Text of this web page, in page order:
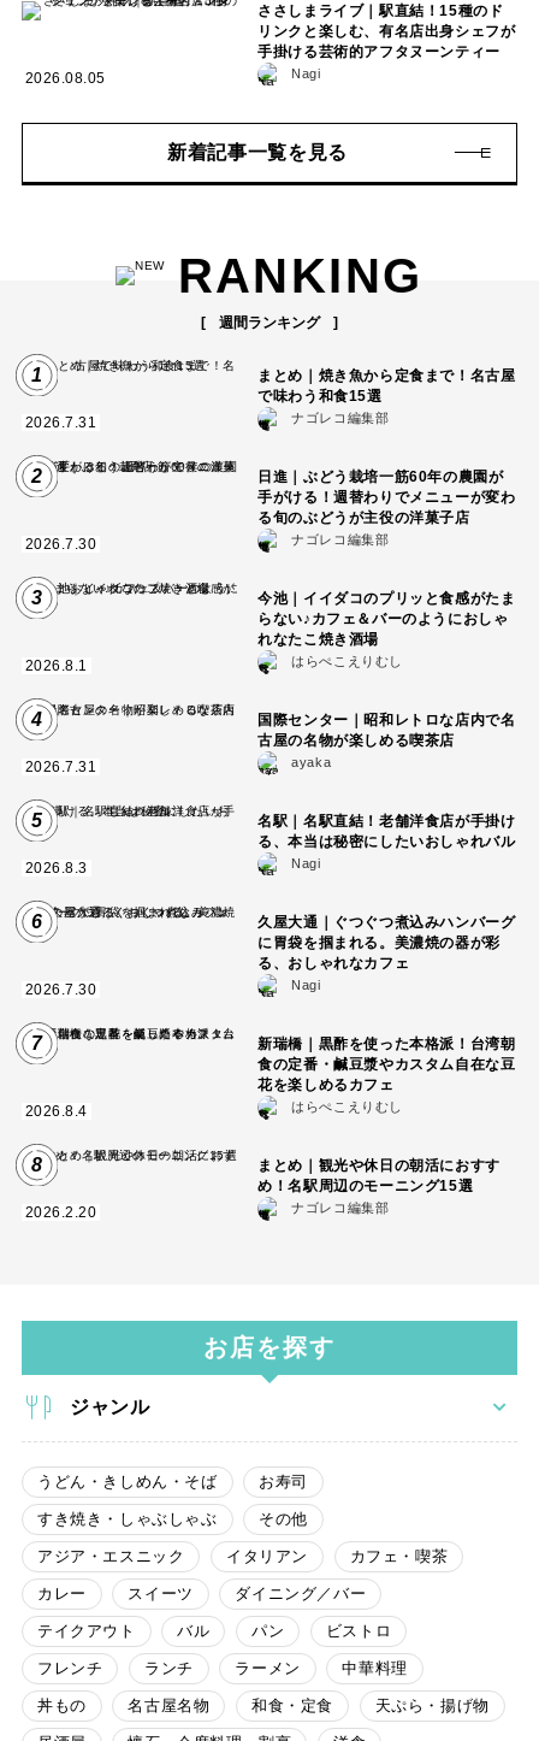
2026.08.05
ささしまライブ｜駅直結！15種のド
リンクと楽しむ、有名店出身シェフが
手掛ける芸術的アフタヌーンティー
Nagi
新着記事一覧を見る
RANKING
週間ランキング
1
2026.7.31
まとめ｜焼き魚から定食まで！名古屋
で味わう和食15選
ナゴレコ編集部
2
2026.7.30
日進｜ぶどう栽培一筋60年の農園が
手がける！週替わりでメニューが変わ
る旬のぶどうが主役の洋菓子店
ナゴレコ編集部
3
2026.8.1
今池｜イイダコのプリッと食感がたま
らない♪カフェ＆バーのようにおしゃ
れなたこ焼き酒場
はらぺこえりむし
4
2026.7.31
国際センター｜昭和レトロな店内で名
古屋の名物が楽しめる喫茶店
ayaka
5
2026.8.3
名駅｜名駅直結！老舗洋食店が手掛け
る、本当は秘密にしたいおしゃれバル
Nagi
6
2026.7.30
久屋大通｜ぐつぐつ煮込みハンバーグ
に胃袋を掴まれる。美濃焼の器が彩
る、おしゃれなカフェ
Nagi
7
2026.8.4
新瑞橋｜黒酢を使った本格派！台湾朝
食の定番・鹹豆漿やカスタム自在な豆
花を楽しめるカフェ
はらぺこえりむし
8
2026.2.20
まとめ｜観光や休日の朝活におすす
め！名駅周辺のモーニング15選
ナゴレコ編集部
お店を探す
ジャンル
うどん・きしめん・そば お寿司
すき焼き・しゃぶしゃぶ その他
アジア・エスニック イタリアン カフェ・喫茶
カレー スイーツ ダイニング／バー
テイクアウト バル パン ビストロ
フレンチ ランチ ラーメン 中華料理
丼もの 名古屋名物 和食・定食 天ぷら・揚げ物